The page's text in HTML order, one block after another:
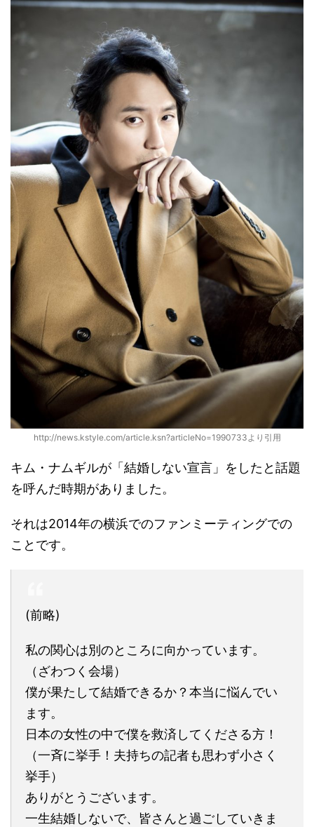
http://news.kstyle.com/article.ksn?articleNo=1990733より引用
キム・ナムギルが「結婚しない宣言」をしたと話題
を呼んだ時期がありました。
それは2014年の横浜でのファンミーティングでの
ことです。
(前略)
私の関心は別のところに向かっています。
（ざわつく会場）
僕が果たして結婚できるか？本当に悩んでい
ます。
日本の女性の中で僕を救済してくださる方！
（一斉に挙手！夫持ちの記者も思わず小さく
挙手）
ありがとうございます。
一生結婚しないで、皆さんと過ごしていきま